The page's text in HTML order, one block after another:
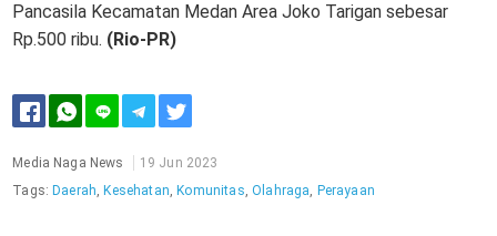
Pancasila Kecamatan Medan Area Joko Tarigan sebesar
Rp.500 ribu. (Rio-PR)
Media Naga News
19 Jun 2023
Tags: Daerah, Kesehatan, Komunitas,Olahraga, Perayaan